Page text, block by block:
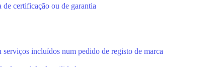
certificação ou de garantia
incluídos num pedido de registo de marca